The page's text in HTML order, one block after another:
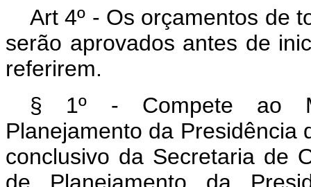
Art 4º - Os orçamentos de
serão aprovados antes de
referirem.
§ 1º - Compete ao
Planejamento da Presidência
conclusivo da Secretaria de